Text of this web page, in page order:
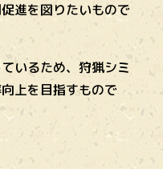
進を図りたいもので
いるため、狩猟シミ
上を目指すもので